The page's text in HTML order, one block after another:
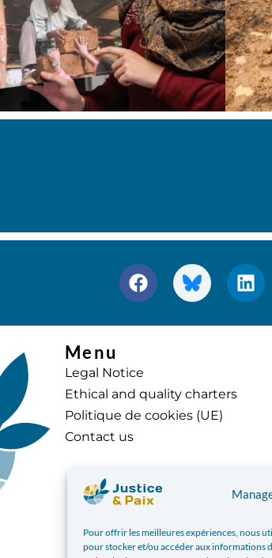
Pour offrir les meilleures expériences, nous
pour stocker et/ou accéder aux informations
Menu
Legal Notice
Ethical and quality charters
Politique de cookies (UE)
Contact us